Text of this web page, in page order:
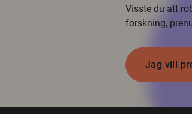
Visste du att
forskning,
Jag vill